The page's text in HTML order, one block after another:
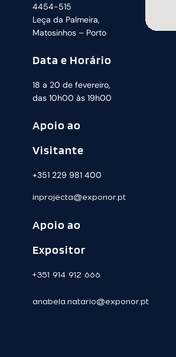
4454-515
Leça da Palmeira,
Matosinhos – Porto
Data e Horário
18 a 20 de fevereiro,
das 10h00 às 19h00
Apoio ao
Visitante
+351 229 981 400
inprojecta@exponor.pt
Apoio ao
Expositor
+351 914 912 666
anabela.natario@exponor.pt